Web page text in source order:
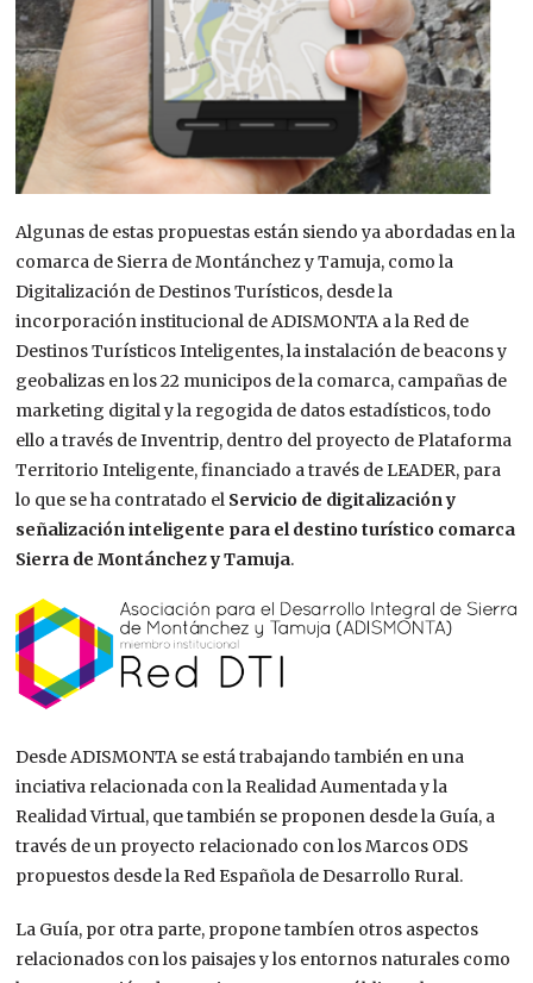
Algunas de estas propuestas están siendo ya abordadas en la
comarca de Sierra de Montánchez y Tamuja, como la
Digitalización de Destinos Turísticos, desde la
incorporación institucional de ADISMONTA a la Red de
Destinos Turísticos Inteligentes, la instalación de beacons y
geobalizas en los 22 municipos de la comarca, campañas de
marketing digital y la regogida de datos estadísticos, todo
ello a través de Inventrip, dentro del proyecto de Plataforma
Territorio Inteligente, financiado a través de LEADER, para
lo que se ha contratado el Servicio de digitalización y
señalización inteligente para el destino turístico comarca
Sierra de Montánchez y Tamuja.
Desde ADISMONTA se está trabajando también en una
inciativa relacionada con la Realidad Aumentada y la
Realidad Virtual, que también se proponen desde la Guía, a
través de un proyecto relacionado con los Marcos ODS
propuestos desde la Red Española de Desarrollo Rural.
La Guía, por otra parte, propone tambíen otros aspectos
relacionados con los paisajes y los entornos naturales como